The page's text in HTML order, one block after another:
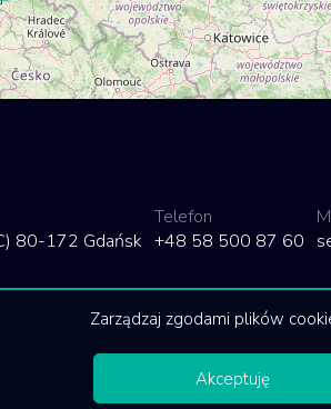
Zarządzaj zgodami plików
Akceptuję
80-172 Gdańsk
Telefon
+48 58 500 87 60